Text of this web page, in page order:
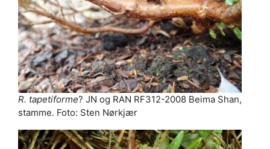
R. tapetiforme? JN og RAN RF312-2008 Beima Shan,
stamme. Foto: Sten Nørkjær